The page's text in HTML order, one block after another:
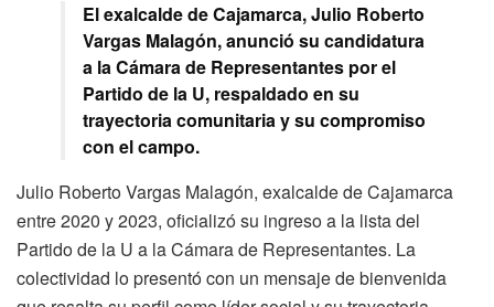
El exalcalde de Cajamarca, Julio Roberto
Vargas Malagón, anunció su candidatura
a la Cámara de Representantes por el
Partido de la U, respaldado en su
trayectoria comunitaria y su compromiso
con el campo.
Julio Roberto Vargas Malagón, exalcalde de Cajamarca
entre 2020 y 2023, oficializó su ingreso a la lista del
Partido de la U a la Cámara de Representantes. La
colectividad lo presentó con un mensaje de bienvenida